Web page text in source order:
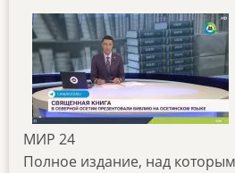
МИР 24
Полное издание, над